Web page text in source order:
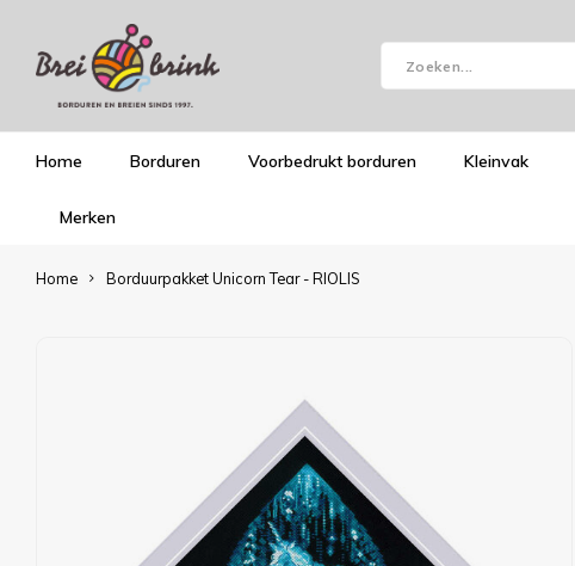
Home Borduren Voorbedrukt borduren Kleinvak
Merken
Home Borduurpakket Unicorn Tear - RIOLIS